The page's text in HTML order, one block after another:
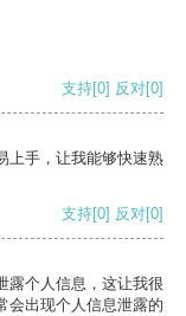
支持[0] 反对[0]
上手，让我能够快速熟
支持[0] 反对[0]
露个人信息，这让我很
会出现个人信息泄露的